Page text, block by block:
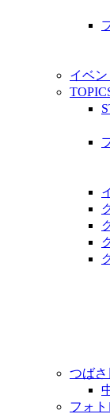
イベ
つば
フォト